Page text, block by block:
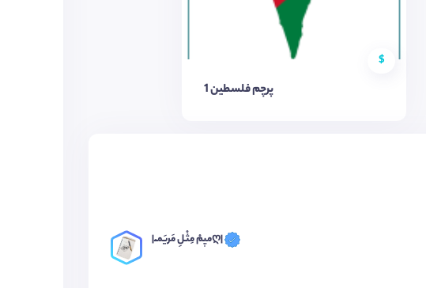
$
پرچم فلسطین 1
|میٖمْ مِثْـلِ مَریَمـْـღ|